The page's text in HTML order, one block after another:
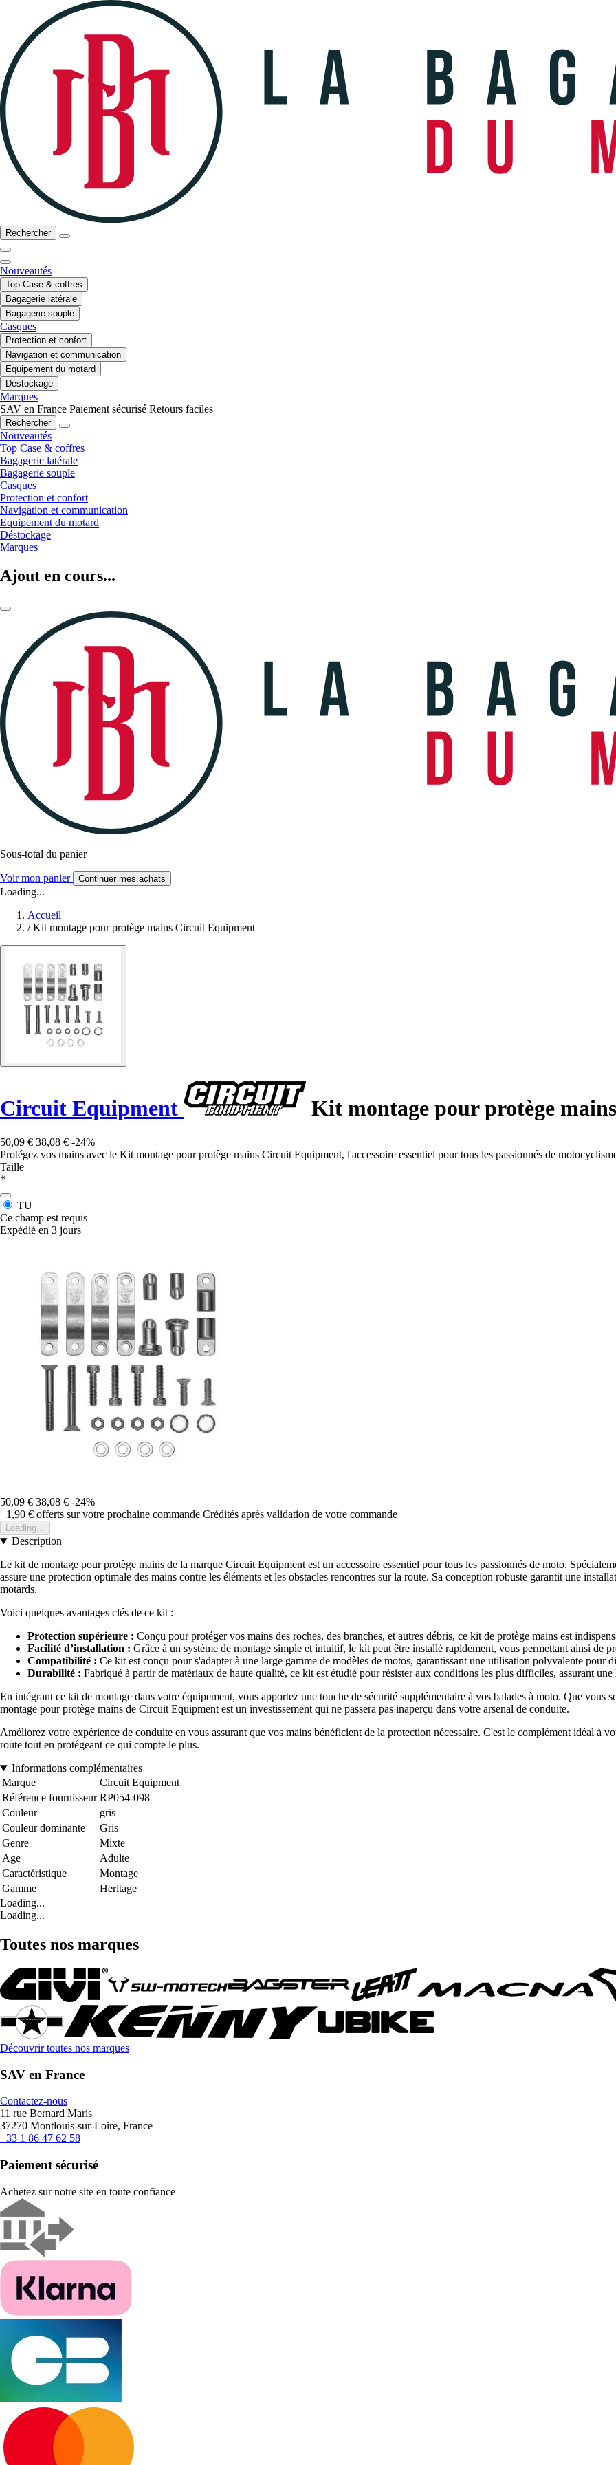
Rechercher
Nouveautés
Top Case & coffres
Bagagerie latérale
Bagagerie souple
Casques
Protection et confort
Navigation et communication
Equipement du motard
Déstockage
Marques
SAV en France Paiement sécurisé Retours faciles
Rechercher
Nouveautés
Top Case & coffres
Bagagerie latérale
Bagagerie souple
Casques
Protection et confort
Navigation et communication
Equipement du motard
Déstockage
Marques
Ajout en cours...
Sous-total du panier
Voir mon panier Continuer mes achats
Loading...
Accueil
/ Kit montage pour protège mains Circuit Equipment
Circuit Equipment Kit montage pour protège mains
50,09 € 38,08 € -24%
Protégez vos mains avec le Kit montage pour protège mains Circuit Equipment, l'accessoire essentiel pour tous les passionnés de
Taille
*
TU
Ce champ est requis
Expédié en 3 jours
50,09 € 38,08 € -24%
+1,90 € offerts sur votre prochaine commande Crédités après validation de votre commande
Loading...
Description
Le kit de montage pour protège mains de la marque Circuit Equipment est un accessoire essentiel pour tous les passionnés de moto.
assure une protection optimale des mains contre les éléments et les obstacles rencontres sur la route. Sa conception robuste garantit une
motards.
Voici quelques avantages clés de ce kit :
Protection supérieure : Conçu pour protéger vos mains des roches, des branches, et autres débris, ce kit de protège mains est
Facilité d’installation : Grâce à un système de montage simple et intuitif, le kit peut être installé rapidement, vous permettant ainsi de
Compatibilité : Ce kit est conçu pour s'adapter à une large gamme de modèles de motos, garantissant une utilisation polyvalente pour
Durabilité : Fabriqué à partir de matériaux de haute qualité, ce kit est étudié pour résister aux conditions les plus difficiles, assurant
En intégrant ce kit de montage dans votre équipement, vous apportez une touche de sécurité supplémentaire à vos balades à moto. Que
montage pour protège mains de Circuit Equipment est un investissement qui ne passera pas inaperçu dans votre arsenal de conduite.
Améliorez votre expérience de conduite en vous assurant que vos mains bénéficient de la protection nécessaire. C'est le complément idéal à
route tout en protégeant ce qui compte le plus.
Informations complémentaires
Marque
Circuit Equipment
Référence fournisseur RP054-098
Couleur
gris
Couleur dominante
Gris
Genre
Mixte
Age
Adulte
Caractéristique
Montage
Gamme
Heritage
Loading...
Loading...
Toutes nos marques
Découvrir toutes nos marques
SAV en France
Contactez-nous
11 rue Bernard Maris
37270 Montlouis-sur-Loire, France
+33 1 86 47 62 58
Paiement sécurisé
Achetez sur notre site en toute confiance